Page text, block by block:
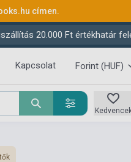
címen.
20.000 Ft értékhatár
Kapcsolat Forint (HUF)